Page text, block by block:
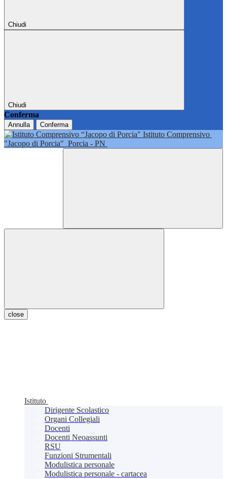
Chiudi
Chiudi
Conferma
Annulla Conferma
Istituto Comprensivo
"Jacopo di Porcia" Porcia - PN
close
Istituto
Dirigente Scolastico
Organi Collegiali
Docenti
Docenti Neoassunti
RSU
Funzioni Strumentali
Modulistica personale
Modulistica personale - cartacea